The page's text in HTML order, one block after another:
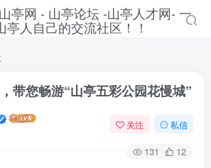
带您畅游“山亭五彩公园花慢城”
关注 私信
131 12